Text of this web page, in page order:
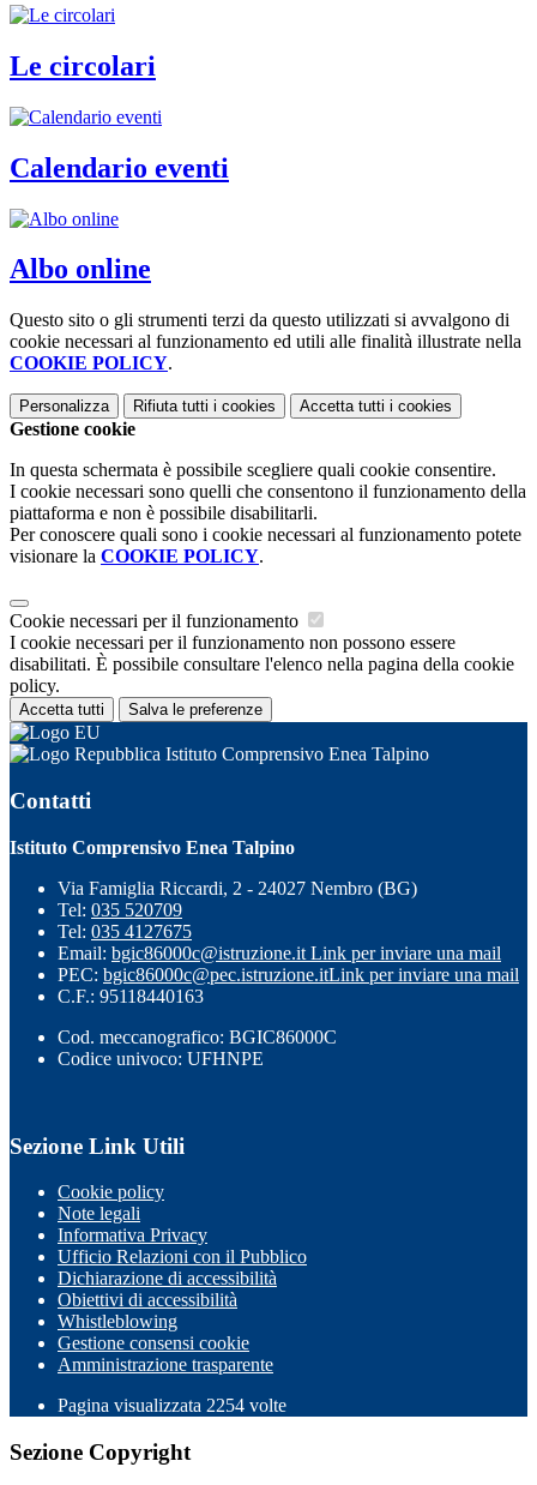
Le circolari
Calendario eventi
Albo online
Questo sito o gli strumenti terzi da questo utilizzati si avvalgono di
cookie necessari al funzionamento ed utili alle finalità illustrate nella
COOKIE POLICY.
Personalizza Rifiuta tutti i cookies Accetta tutti i cookies
Gestione cookie
In questa schermata è possibile scegliere quali cookie consentire.
I cookie necessari sono quelli che consentono il funzionamento della
piattaforma e non è possibile disabilitarli.
Per conoscere quali sono i cookie necessari al funzionamento potete
visionare la COOKIE POLICY.
Cookie necessari per il funzionamento
I cookie necessari per il funzionamento non possono essere
disabilitati. È possibile consultare l'elenco nella pagina della cookie
policy.
Accetta tutti Salva le preferenze
Istituto Comprensivo Enea Talpino
Contatti
Istituto Comprensivo Enea Talpino
Via Famiglia Riccardi, 2 - 24027 Nembro (BG)
Tel: 035 520709
Tel: 035 4127675
Email: bgic86000c@istruzione.it Link per inviare una mail
PEC: bgic86000c@pec.istruzione.itLink per inviare una mail
C.F.: 95118440163
Cod. meccanografico: BGIC86000C
Codice univoco: UFHNPE
Sezione Link Utili
Cookie policy
Note legali
Informativa Privacy
Ufficio Relazioni con il Pubblico
Dichiarazione di accessibilità
Obiettivi di accessibilità
Whistleblowing
Gestione consensi cookie
Amministrazione trasparente
Pagina visualizzata 2254 volte
Sezione Copyright